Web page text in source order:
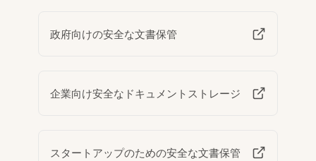
政府向けの安全な文書保管
企業向け安全なドキュメントストレージ
スタートアップのための安全な文書保管